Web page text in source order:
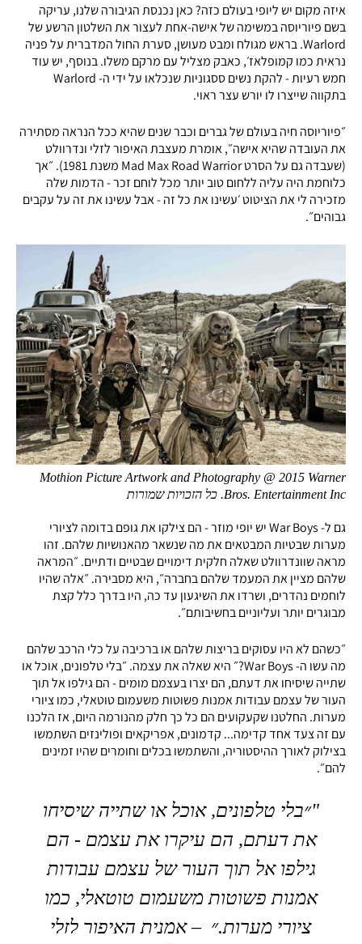
איזה מקום יש ליופי בעולם כזה? כאן נכנסת הגיבורה שלנו, עריקה
בשם פיוריוסה במשימה של אישה-אחת לעצור את השלטון הרשע של
Warlord. בראש מגולח ומבט מעושן, סערת החול המדברית על פניה
נראית כמו קמופלאז׳, כאבק מצליל עם מרקם משלו. בנוסף, יש עוד
חמש רעיות - להקת נשים ססגוניות שנכלאו על ידי ה- Warlord
בתקווה שייצרו לו יורש עצר ראוי.
״פיוריוסה חיה בעולם של גברים וכבר שנים שהיא ככל הנראה מסתירה
את העובדה שהיא אישה״, אומרת מעצבת האיפור לזלי ונדרוולט
(שעבדה גם על הסרט Mad Max Road Warrior משנת 1981). ״אך
כלוחמת היה עליה ללחום טוב יותר מכל לוחם זכר - הדמות שלה
מזכירה לי את הציטוט ׳עשינו את כל זה - אבל עשינו את זה על עקבים
גבוהים״.
Mothion Picture Artwork and Photography @ 2015 Warner
Bros. Entertainment Inc. כל הזכויות שמורות
גם ל- War Boys יש יופי מוזר - הם צילקו את גופם בדומה לציורי
מערות שבטיות המבטאים את מה שנשאר מהאנושיות שלהם. זהו
מראה שוונדרוולט שאלה חלקית דימויים שבטיים ודתיים. ״המראה
שלהם מציין את המעמד שלהם בחברה״, היא מסבירה. ״אלה שהיו
לוחמים נהדרים, ושרדו את השיגעון עד כה, היו בדרך כלל קצת
מבוגרים יותר ועליוניים בחשיבותם״.
״כשהם לא היו עסוקים בריצות שלהם או ברכיבה על כלי הרכב שלהם
מה עשו ה- War Boys?״ היא שאלה את עצמה. ״בלי טלפונים, אוכל או
שתייה שיסיחו את דעתם, הם יצרו בעצמם מומים - הם גילפו אל תוך
העור של עצמם עבודות אמנות פשוטות משעמום טוטאלי, כמו ציורי
מערות. החלטנו שקעקועים הם כל כך חלק מהנורמה היום, אז הלכנו
עם זה צעד אחד קדימה... קדמונים, אפריקאים ופולינזים השתמשו
בצילוק לאורך ההיסטוריה, והשתמשו בכלים וחומרים שהיו זמינים
להם״.
"״בלי טלפונים, אוכל או שתייה שיסיחו
את דעתם, הם עיקרו את עצמם - הם
גילפו אל תוך העור של עצמם עבודות
אמנות פשוטות משעמום טוטאלי, כמו
ציורי מערות.״–אמנית האיפור לזלי